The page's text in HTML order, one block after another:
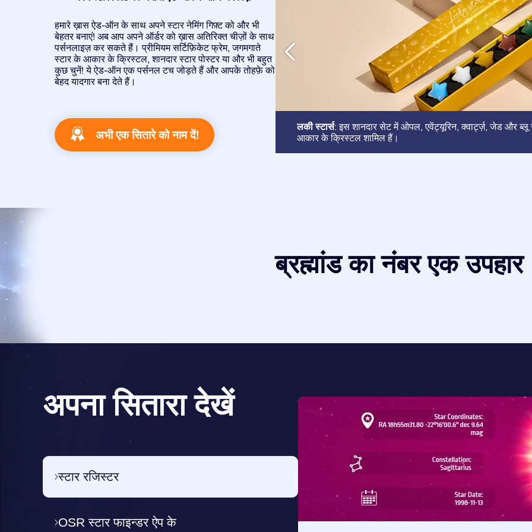
हमारे ख़ास ऐड-ऑन के साथ अपने स्टार नेमिंग गिफ़्ट को और भी
बेहतर बनाएं! अब आप अपने ऑर्डर को ख़ास अतिरिक्त चीज़ों के साथ
पर्सनलाइज़ कर सकते हैं। प्रीमियम सर्टिफ़िकेट फ्रेम, जगमगाते
स्टार के आकार के क्रिस्टल, शानदार स्टार पोस्टर या और भी बहुत
कुछ चुनें! ये ऐड-ऑन एक पर्सनल टच जोड़ते हैं और आपके तोहफ़े को
बेहद यादगार बना देते हैं।
अभी एक सितारे को नाम दें!
लकी स्टार्स: इस शानदार सेट में ओपल, एवेंट्यूरिन, क्वार्ट्ज़, जेड और ब्लू
आकार के क्रिस्टल शामिल हैं।
ब्रह्मांड का नंबर एक उपहार
अपना सितारा देखें
स्टार रजिस्टर
OSR स्टार फाइन्डर ऐप के